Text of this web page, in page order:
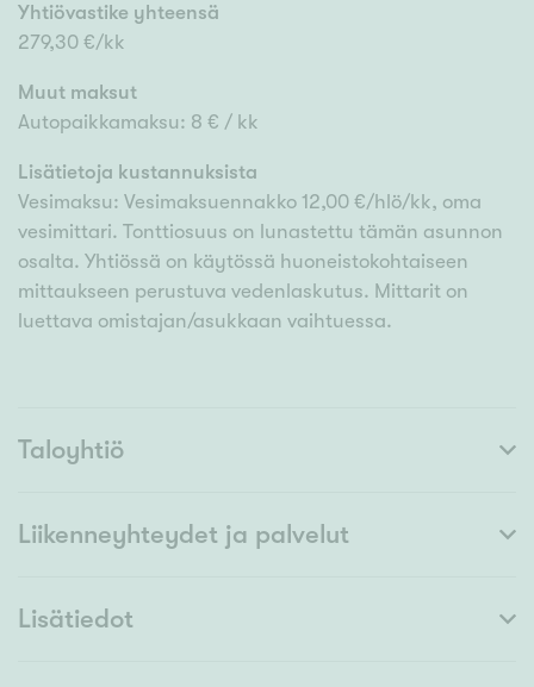
Yhtiövastike yhteensä
279,30 €/kk
Muut maksut
Autopaikkamaksu: 8 € / kk
Lisätietoja kustannuksista
Vesimaksu: Vesimaksuennakko 12,00 €/hlö/kk, oma
vesimittari. Tonttiosuus on lunastettu tämän asunnon
osalta. Yhtiössä on käytössä huoneistokohtaiseen
mittaukseen perustuva vedenlaskutus. Mittarit on
luettava omistajan/asukkaan vaihtuessa.
Taloyhtiö
Liikenneyhteydet ja palvelut
Lisätiedot